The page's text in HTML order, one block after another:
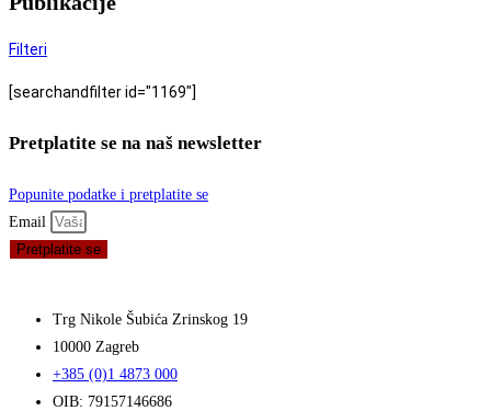
Filteri
[searchandfilter id="1169"]
Pretplatite se na naš newsletter
Popunite podatke i pretplatite se
Email
Pretplatite se
Trg Nikole Šubića Zrinskog 19
10000 Zagreb
+385 (0)1 4873 000
OIB: 79157146686